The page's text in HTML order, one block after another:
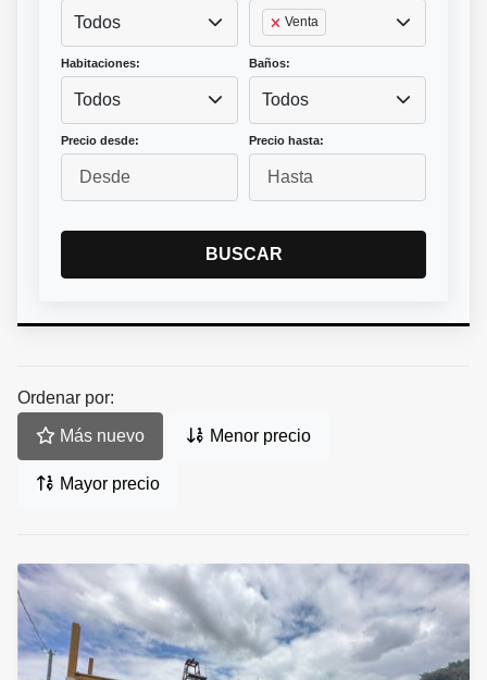
Todos Venta
Habitaciones:
Todos
Baños:
Todos
Precio desde: Precio hasta:
BUSCAR
Ordenar por:
Más nuevo Menor precio
Mayor precio